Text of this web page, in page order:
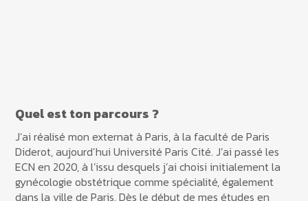
Quel est ton parcours ?
J’ai réalisé mon externat à Paris, à la faculté de Paris
Diderot, aujourd’hui Université Paris Cité. J’ai passé les
ECN en 2020, à l’issu desquels j’ai choisi initialement la
gynécologie obstétrique comme spécialité, également
dans la ville de Paris. Dès le début de mes études en